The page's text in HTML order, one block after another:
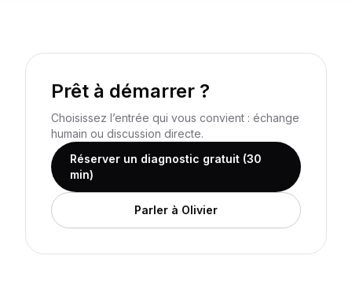
Prêt à démarrer ?
Choisissez l’entrée qui vous convient : échange
humain ou discussion directe.
Réserver un diagnostic gratuit (30
min)
Parler à Olivier